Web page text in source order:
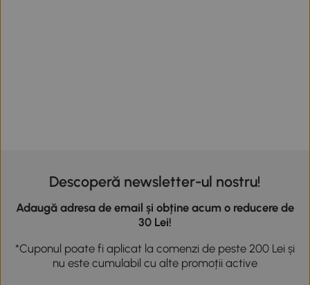
Descoperă newsletter-ul nostru!
Adaugă adresa de email și obține acum o reducere de
30 Lei!
*Cuponul poate fi aplicat la comenzi de peste 200 Lei și
nu este cumulabil cu alte promoții active